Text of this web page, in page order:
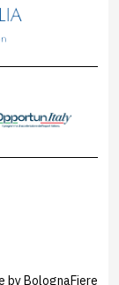
by BolognaFiere